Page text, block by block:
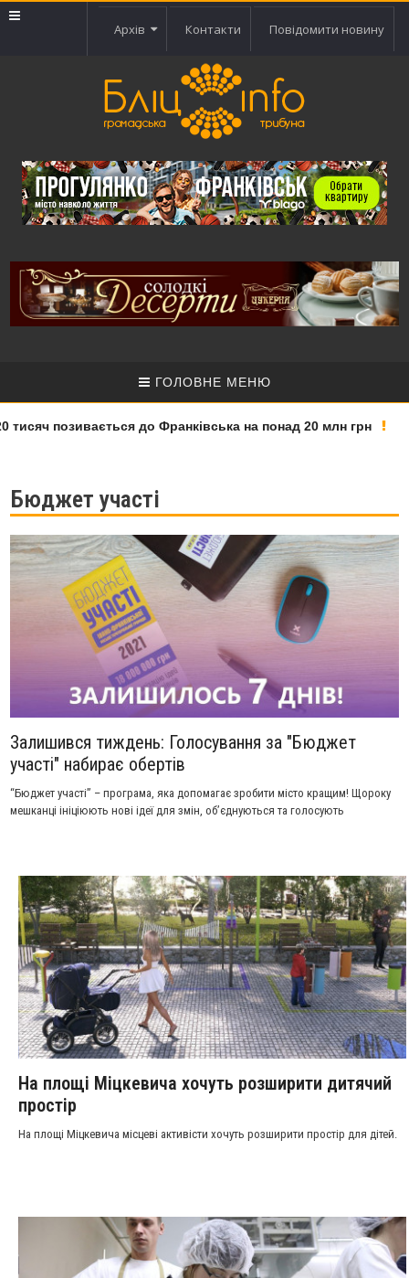
Архів Контакти Повідомити новину
ГОЛОВНЕ МЕНЮ
позивається до Франківська на понад 20 млн грн
Бюджет участі
Залишився тиждень: Голосування за "Бюджет
участі" набирає обертів
“Бюджет участі” – програма, яка допомагає зробити місто кращим! Щороку
мешканці ініціюють нові ідеї для змін, об’єднуються та голосують
На площі Міцкевича хочуть розширити дитячий
простір
На площі Міцкевича місцеві активісти хочуть розширити простір для дітей.